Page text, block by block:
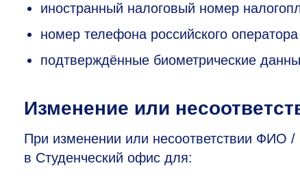
иностранный налоговый номер
номер телефона российского
подтверждённые биометрические
Изменение или
При изменении или несоответствии ФИО
в Студенческий офис для: